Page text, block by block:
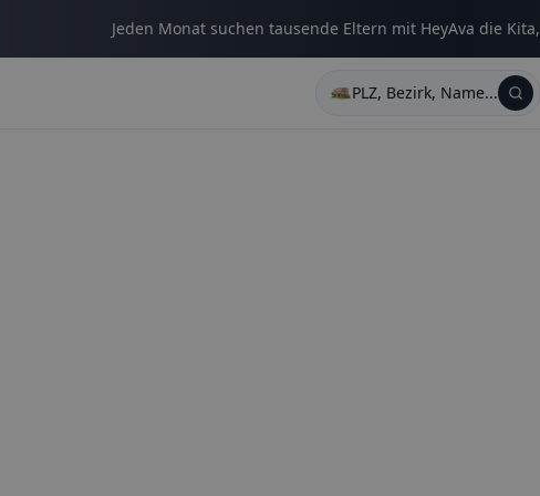
Jeden Monat suchen tausende Eltern mit HeyAva die Kita,
PLZ, Bezirk, Name...